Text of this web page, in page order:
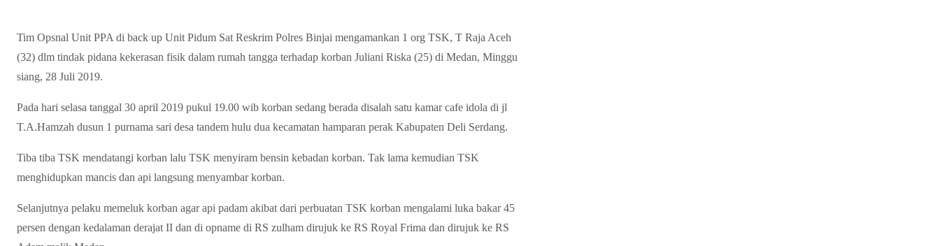
Tim Opsnal Unit PPA di back up Unit Pidum Sat Reskrim Polres Binjai mengamankan 1 org TSK, T Raja Aceh
(32) dlm tindak pidana kekerasan fisik dalam rumah tangga terhadap korban Juliani Riska (25) di Medan, Minggu
siang, 28 Juli 2019.
Pada hari selasa tanggal 30 april 2019 pukul 19.00 wib korban sedang berada disalah satu kamar cafe idola di jl
T.A.Hamzah dusun 1 purnama sari desa tandem hulu dua kecamatan hamparan perak Kabupaten Deli Serdang.
Tiba tiba TSK mendatangi korban lalu TSK menyiram bensin kebadan korban. Tak lama kemudian TSK
menghidupkan mancis dan api langsung menyambar korban.
Selanjutnya pelaku memeluk korban agar api padam akibat dari perbuatan TSK korban mengalami luka bakar 45
persen dengan kedalaman derajat II dan di opname di RS zulham dirujuk ke RS Royal Frima dan dirujuk ke RS